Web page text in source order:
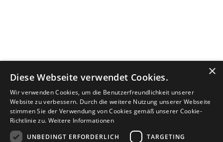
×
Diese Webseite verwendet Cookies.
Wir verwenden Cookies, um die Benutzerfreundlichkeit unserer
Website zu verbessern. Durch die weitere Nutzung unserer Webseite
stimmen Sie der Verwendung von Cookies gemäß unserer Cookie-
Richtlinie zu. Weitere Informationen
UNBEDINGT ERFORDERLICH
TARGETING